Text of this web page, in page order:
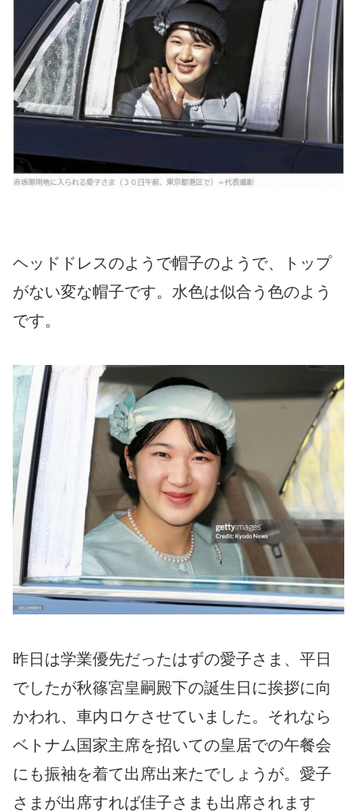
ヘッドドレスのようで帽子のようで、トップ
がない変な帽子です。水色は似合う色のよう
です。
昨日は学業優先だったはずの愛子さま、平日
でしたが秋篠宮皇嗣殿下の誕生日に挨拶に向
かわれ、車内ロケさせていました。それなら
ベトナム国家主席を招いての皇居での午餐会
にも振袖を着て出席出来たでしょうが。愛子
さまが出席すれば佳子さまも出席されます